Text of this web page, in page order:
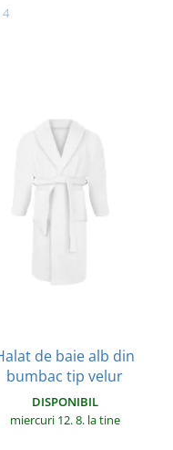
4
de baie alb din
bumbac tip velur
DISPONIBIL
miercuri 12. 8. la tine